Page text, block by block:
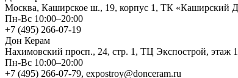
Москва, Каширское ш., 19, корпус 1, ТК «Каширский
Пн-Вс 10:00–20:00
+7 (495) 266-07-19
Дон Керам
Нахимовский просп., 24, стр. 1, ТЦ Экспострой, этаж
Пн-Вс 10:00–20:00
+7 (495) 266-07-79, expostroy@donceram.ru